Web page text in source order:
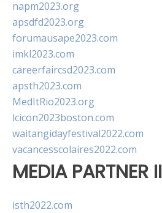
napm2023.org
apsdfd2023.org
forumausape2023.com
imkl2023.com
careerfaircsd2023.com
apsth2023.com
MedItRio2023.org
lcicon2023boston.com
waitangidayfestival2022.com
vacancesscolaires2022.com
MEDIA PARTNER II
isth2022.com